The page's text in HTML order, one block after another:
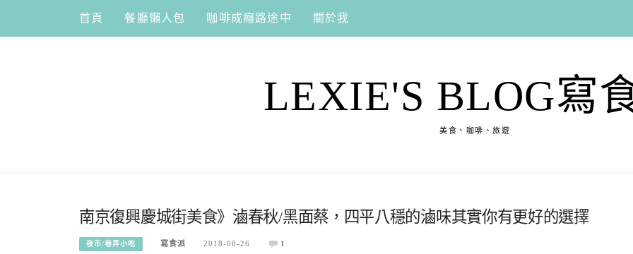
content
首頁 餐廳懶人包 咖啡成癮路途中 關於我
LEXIE'S BLOG寫
美食、咖啡、旅遊
南京復興慶城街美食》滷春秋/黑面蔡，四平八穩的滷味其實你有更好的選擇
夜市/巷弄小吃 寫食派 2018-08-26 1